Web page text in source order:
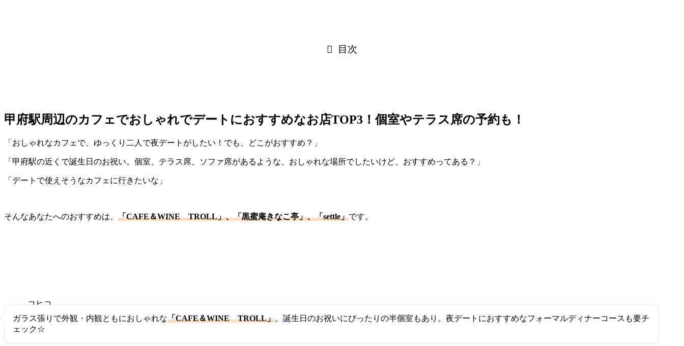
目次
甲府駅周辺のカフェでおしゃれでデートにおすすめなお店TOP3！個室やテラス席の予約も！
「おしゃれなカフェで、ゆっくり二人で夜デートがしたい！でも、どこがおすすめ？」
「甲府駅の近くで誕生日のお祝い。個室、テラス席、ソファ席があるような、おしゃれな場所でしたいけど、おすすめってある？」
「デートで使えそうなカフェに行きたいな」
そんなあなたへのおすすめは、 「CAFE＆WINE TROLL」、「黒蜜庵きなこ亭」、「settle」です。
コヒコ
ガラス張りで外観・内観ともにおしゃれな「CAFE＆WINE TROLL」。誕生日のお祝いにぴったりの半個室もあり。夜デートにおすすめなフォーマルディナーコースも要チ
ェック☆